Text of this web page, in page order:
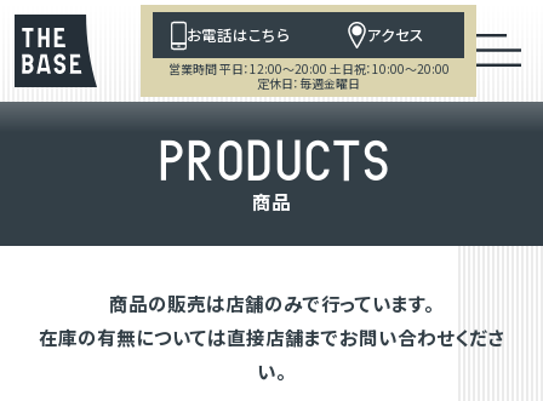
お電話はこちら アクセス
営業時間 平日：12:00～20:00 土日祝：10:00～20:00
定休日：毎週金曜日
PRODUCTS
商品
商品の販売は店舗のみで行っています。
在庫の有無については直接店舗までお問い合わせくださ
い。